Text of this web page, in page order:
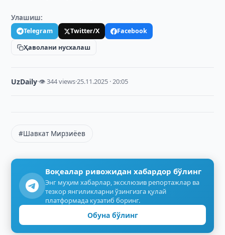
Улашиш:
Telegram Twitter/X
Facebook
Ҳаволани нусхалаш
UzDaily·👁 344 views·25.11.2025 · 20:05
#Шавкат Мирзиёев
Воқеалар ривожидан хабардор бўлинг
Энг муҳим хабарлар, эксклюзив репортажлар ва
тезкор янгиликларни ўзингизга қулай
платформада кузатиб боринг.
Обуна бўлинг